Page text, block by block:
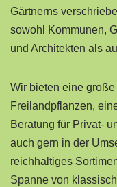
Gärtnerns
sowohl Kommunen,
und Architekten als
Wir bieten eine
Freilandpflanzen,
Beratung für Privat-
auch gern in der
reichhaltiges
Spanne von